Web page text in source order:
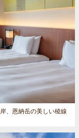
、恩納岳の美しい稜線